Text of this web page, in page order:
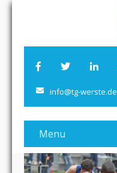
info@tg-werste.de
Menu